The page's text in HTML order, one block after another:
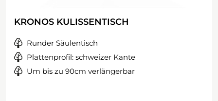
KRONOS KULISSENTISCH
Runder Säulentisch
Plattenprofil: schweizer Kante
Um bis zu 90cm verlängerbar